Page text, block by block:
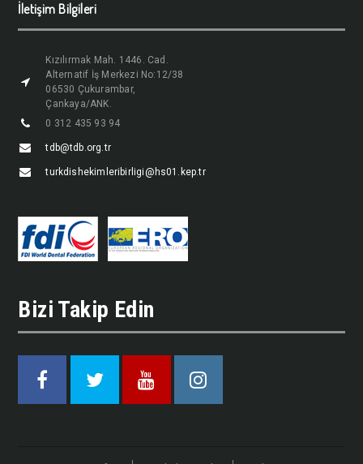
İletişim Bilgileri
Kızılırmak Mah. 1446. Cad.
Alternatif İş Merkezi No:12/38
06530 Çukurambar,
Çankaya/ANK.
0 312 435 93 94
tdb@tdb.org.tr
turkdishekimleribirligi@hs01.kep.tr
Bizi Takip Edin
Facebook Twitter Youtube Instagram